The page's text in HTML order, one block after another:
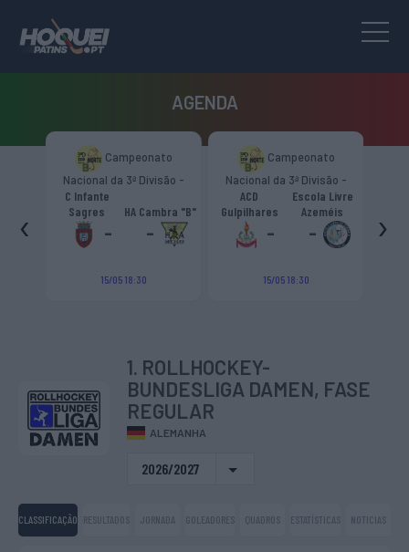
AGENDA
Campeonato
Nacional da 3ª Divisão -
Zona Norte “B”
C Infante
Sagres
-
HA Cambra "B"
-
15/05 18:30
Campeonato
Nacional da 3ª Divisão -
Zona Norte “B”
ACD
Gulpilhares
-
Escola Livre
Azeméis
-
15/05 18:30
‹ ›
1. ROLLHOCKEY-
BUNDESLIGA DAMEN, FASE
REGULAR
ALEMANHA
2026/2027
CLASSIFICAÇÃO RESULTADOS JORNADA GOLEADORES QUADROS ESTATÍSTICAS NOTICIAS